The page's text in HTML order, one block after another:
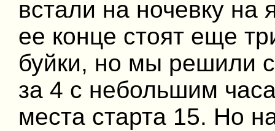
встали на ночевку на
ее конце стоят еще
буйки, но мы решили
за 4 с небольшим
места старта 15. Но